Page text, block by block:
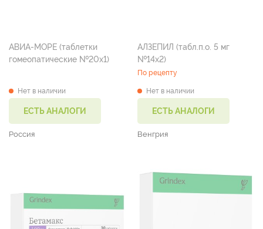
АВИА-МОРЕ (таблетки
гомеопатические №20х1)
Нет в наличии
ЕСТЬ АНАЛОГИ
Россия
АЛЗЕПИЛ (табл.п.о. 5 мг
№14х2)
По рецепту
Нет в наличии
ЕСТЬ АНАЛОГИ
Венгрия